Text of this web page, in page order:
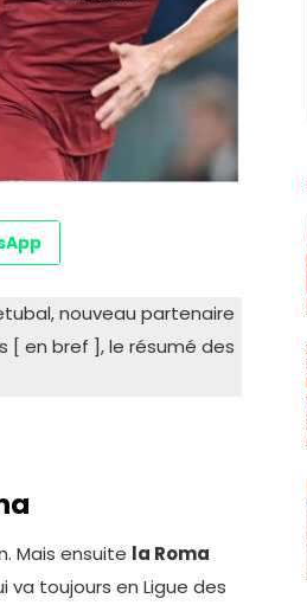
nouveau partenaire
[ en bref ], le résumé des
Mais ensuite la Roma
va toujours en Ligue des